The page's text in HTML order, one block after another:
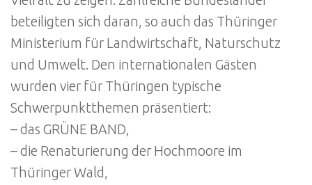
beteiligten sich daran, so auch das Thüringer
Ministerium für Landwirtschaft, Naturschutz
und Umwelt. Den internationalen Gästen
wurden vier für Thüringen typische
Schwerpunktthemen präsentiert:
– das GRÜNE BAND,
– die Renaturierung der Hochmoore im
Thüringer Wald,